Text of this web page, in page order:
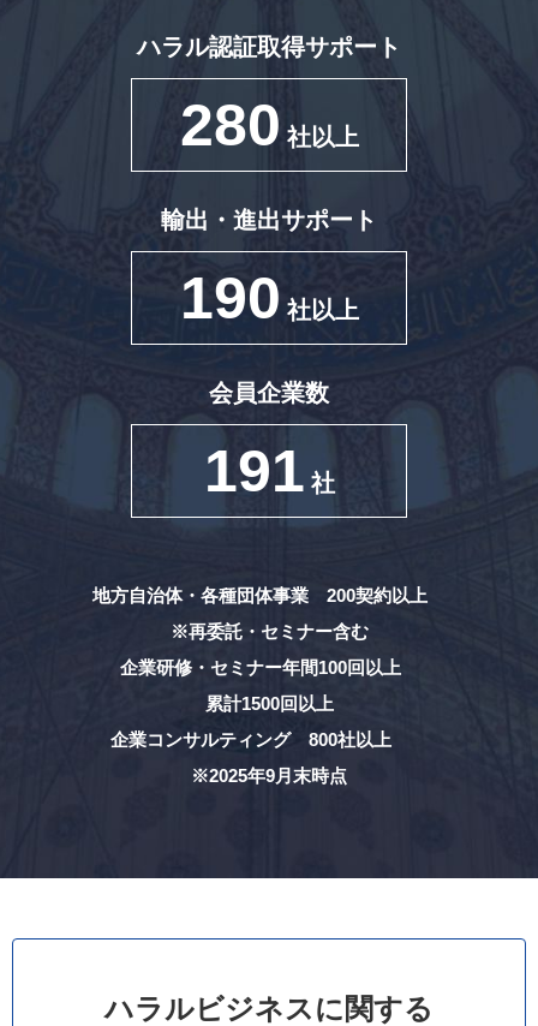
ハラル認証取得サポート
280 社以上
輸出・進出サポート
190 社以上
会員企業数
191 社
地方自治体・各種団体事業 200契約以上
※再委託・セミナー含む
企業研修・セミナー年間100回以上
累計1500回以上
企業コンサルティング 800社以上
※2025年9月末時点
ハラルビジネスに関する